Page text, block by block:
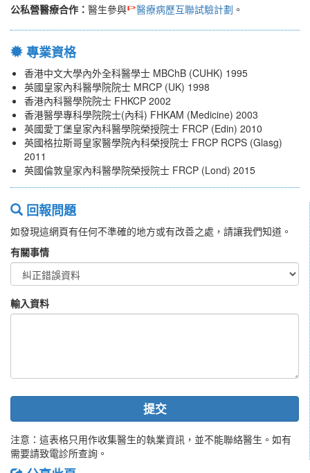
公私營醫療合作： 醫生參與 醫療病歷互聯試驗計劃 。
專業資格
香港中文大學內外全科醫學士 MBChB (CUHK) 1995
英國皇家內科醫學院院士 MRCP (UK) 1998
香港內科醫學院院士 FHKCP 2002
香港醫學專科學院院士(內科) FHKAM (Medicine) 2003
英國愛丁堡皇家內科醫學院榮授院士 FRCP (Edin) 2010
英國格拉斯哥皇家醫學院內科榮授院士 FRCP RCPS (Glasg)
2011
英國倫敦皇家內科醫學院榮授院士 FRCP (Lond) 2015
回報問題
如發現這網頁有任何不準確的地方或有改善之處，請讓我們知道。
有關事情
輸入資料
提交
注意：這表格只用作收集醫生的執業資訊，並不能聯絡醫生。如有
需要請致電診所查詢。